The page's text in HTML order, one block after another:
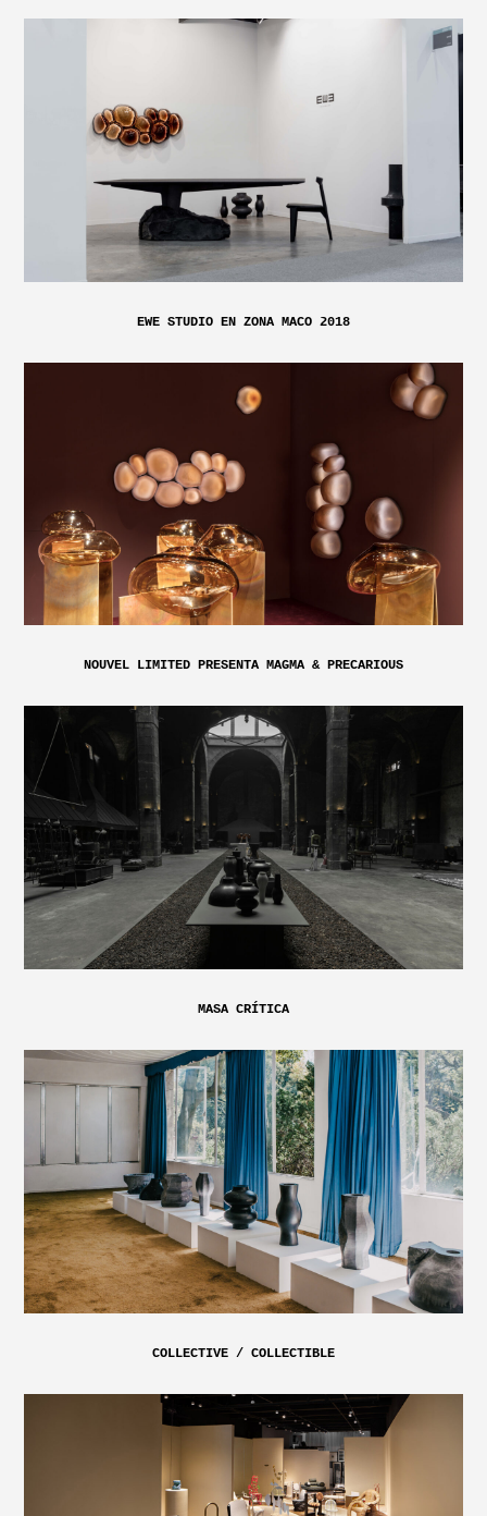
EWE STUDIO EN ZONA MACO 2018
NOUVEL LIMITED PRESENTA MAGMA & PRECARIOUS
MASA CRÍTICA
COLLECTIVE / COLLECTIBLE